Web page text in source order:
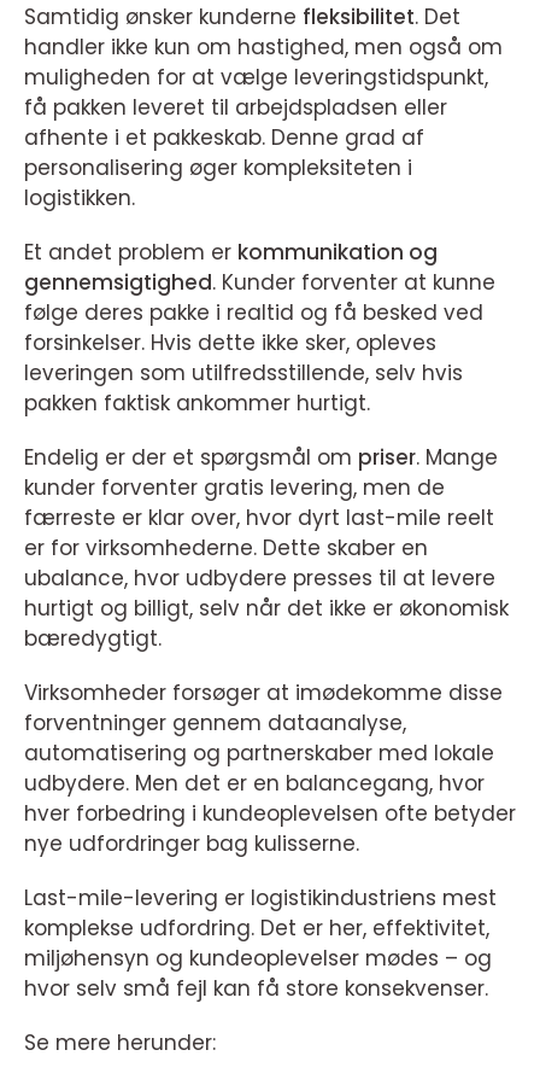
Samtidig ønsker kunderne fleksibilitet. Det
handler ikke kun om hastighed, men også om
muligheden for at vælge leveringstidspunkt,
få pakken leveret til arbejdspladsen eller
afhente i et pakkeskab. Denne grad af
personalisering øger kompleksiteten i
logistikken.
Et andet problem er kommunikation og
gennemsigtighed. Kunder forventer at kunne
følge deres pakke i realtid og få besked ved
forsinkelser. Hvis dette ikke sker, opleves
leveringen som utilfredsstillende, selv hvis
pakken faktisk ankommer hurtigt.
Endelig er der et spørgsmål om priser. Mange
kunder forventer gratis levering, men de
færreste er klar over, hvor dyrt last-mile reelt
er for virksomhederne. Dette skaber en
ubalance, hvor udbydere presses til at levere
hurtigt og billigt, selv når det ikke er økonomisk
bæredygtigt.
Virksomheder forsøger at imødekomme disse
forventninger gennem dataanalyse,
automatisering og partnerskaber med lokale
udbydere. Men det er en balancegang, hvor
hver forbedring i kundeoplevelsen ofte betyder
nye udfordringer bag kulisserne.
Last-mile-levering er logistikindustriens mest
komplekse udfordring. Det er her, effektivitet,
miljøhensyn og kundeoplevelser mødes – og
hvor selv små fejl kan få store konsekvenser.
Se mere herunder: